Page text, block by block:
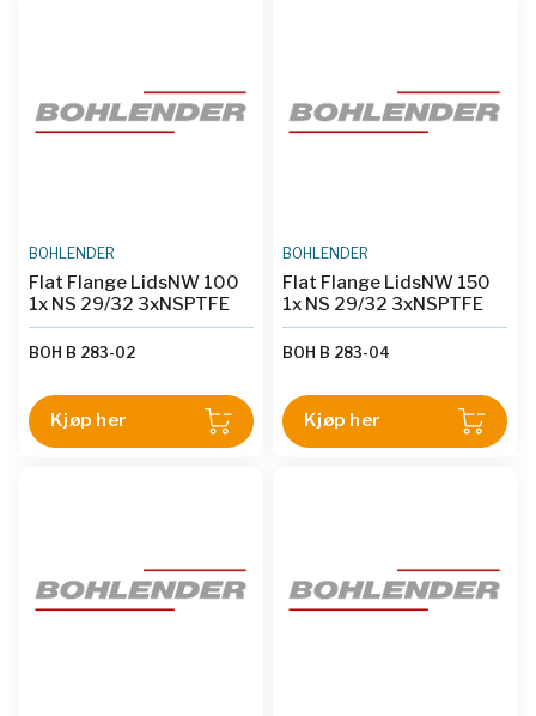
BOHLENDER
Flat Flange LidsNW 100
1x NS 29/32 3xNSPTFE
BOH B 283-02
Kjøp her
BOHLENDER
Flat Flange LidsNW 150
1x NS 29/32 3xNSPTFE
BOH B 283-04
Kjøp her